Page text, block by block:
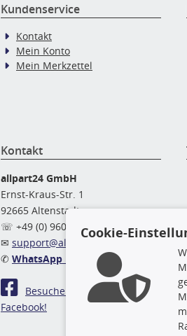
Kundenservice
Kontakt
Mein Konto
Mein Merkzettel
Kontakt
allpart24 GmbH
Ernst-Kraus-Str. 1
92665 Altenstadt
☏ +49 (0) 9602 / 9 42 49 46
✉ support@allpart24.de
✆ WhatsApp Nachricht
Besuchen Sie uns auf
Facebook!
Cookie-